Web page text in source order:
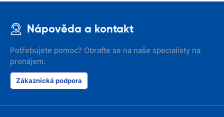
Nápověda a kontakt
Potřebujete pomoc? Obraťte se na naše specialisty na
pronájem.
Zákaznická podpora